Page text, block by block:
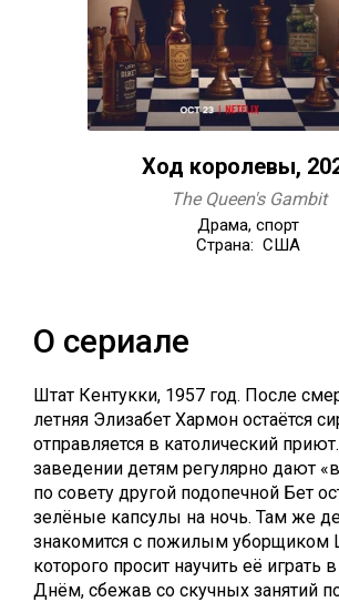
Ход королевы,
The Queen's Gambit
Драма, спорт
Страна: США
О сериале
Штат Кентукки, 1957 год. После
летняя Элизабет Хармон остаётся
отправляется в католический
заведении детям регулярно дают
по совету другой подопечной Бет
зелёные капсулы на ночь. Там же
знакомится с пожилым уборщиком
которого просит научить её играть
Днём, сбежав со скучных занятий